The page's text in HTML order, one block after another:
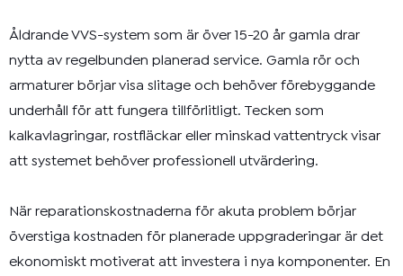
Åldrande VVS-system som är över 15-20 år gamla drar
nytta av regelbunden planerad service. Gamla rör och
armaturer börjar visa slitage och behöver förebyggande
underhåll för att fungera tillförlitligt. Tecken som
kalkavlagringar, rostfläckar eller minskad vattentryck visar
att systemet behöver professionell utvärdering.
När reparationskostnaderna för akuta problem börjar
överstiga kostnaden för planerade uppgraderingar är det
ekonomiskt motiverat att investera i nya komponenter. En